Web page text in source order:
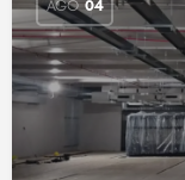
AGO 04